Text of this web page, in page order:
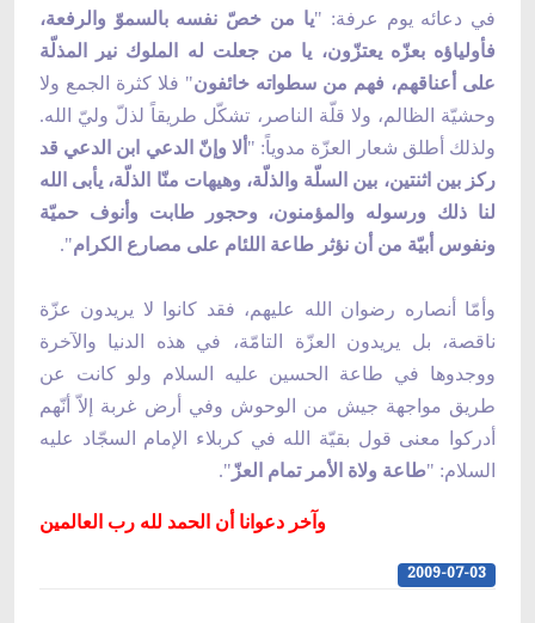
في دعائه يوم عرفة: "يا من خصّ نفسه بالسموّ والرفعة،
فأولياؤه بعزّه يعتزّون، يا من جعلت له الملوك نير المذلّة
على أعناقهم، فهم من سطواته خائفون" فلا كثرة الجمع ولا
وحشيّة الظالم، ولا قلّة الناصر، تشكّل طريقاً لذلّ وليّ الله.
ولذلك أطلق شعار العزّة مدوياً: " ألا وإنّ الدعي ابن الدعي قد
ركز بين اثنتين، بين السلّة والذلّة، وهيهات منّا الذلّة، يأبى الله
لنا ذلك ورسوله والمؤمنون، وحجور طابت وأنوف حميّة
ونفوس أبيّة من أن نؤثر طاعة اللئام على مصارع الكرام".
وأمّا أنصاره رضوان الله عليهم، فقد كانوا لا يريدون عزّة
ناقصة، بل يريدون العزّة التامّة، في هذه الدنيا والآخرة
ووجدوها في طاعة الحسين عليه السلام ولو كانت عن
طريق مواجهة جيش من الوحوش وفي أرض غربة إلاّ أنّهم
أدركوا معنى قول بقيّة الله في كربلاء الإمام السجّاد عليه
السلام: "طاعة ولاة الأمر تمام العزّ".
وآخر دعوانا أن الحمد لله رب العالمين
2009-07-03